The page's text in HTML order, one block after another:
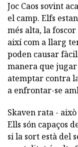
Joc Caos sovint
el camp. Elfs
més alta, la
així com a llarg
poden causar
manera que
atemptar contra
a enfrontar-se
Skaven rata -
Ells són capaços
si la sort està del